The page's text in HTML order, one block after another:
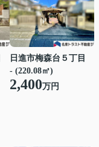
日進市梅森台５丁目
- (220.08㎡)
2,400万円